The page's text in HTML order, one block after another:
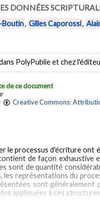
DONNÉES
Boutin, Gilles Caporossi,
PolyPublie et chez
de ce document
Creative Commons:
le processus d'écriture ont
de façon exhaustive
sont de quantité
les représentations du
sont
appliquées à ces